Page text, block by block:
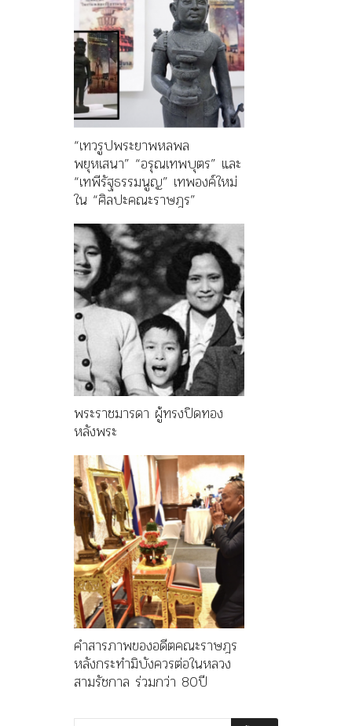
“เทวรูปพระยาพหลพล
พยุหเสนา” “อรุณเทพบุตร” และ
“เทพีรัฐธรรมนูญ” เทพองค์ใหม่
ใน “ศิลปะคณะราษฎร”
พระราชมารดา ผู้ทรงปิดทอง
หลังพระ
คำสารภาพของอดีตคณะราษฎร
หลังกระทำมิบังควรต่อในหลวง
สามรัชกาล ร่วมกว่า 80ปี